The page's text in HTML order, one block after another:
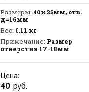
Размеры: 40х23мм, отв.
д=16мм
Вес: 0.11 кг
Примечание: Размер
отверстия 17-18мм
Цена:
40руб.